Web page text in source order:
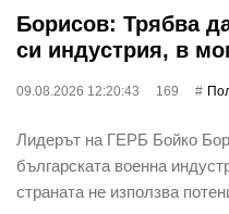
Борисов: Трябва
си индустрия, в
09.08.2026 12:20:43 169
Лидерът на ГЕРБ Бойко
българската военна
страната не използва